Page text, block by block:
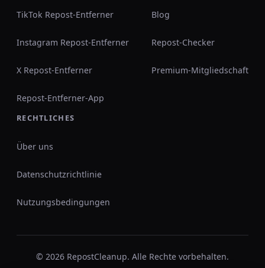
TikTok Repost-Entferner
Instagram Repost-Entferner
X Repost-Entferner
Repost-Entferner-App
Blog
Repost-Checker
Premium-Mitgliedschaft
RECHTLICHES
Über uns
Datenschutzrichtlinie
Nutzungsbedingungen
© 2026 RepostCleanup. Alle Rechte vorbehalten.